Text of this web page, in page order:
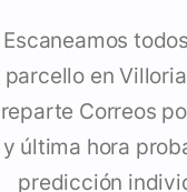
Escaneamos
parcello en
reparte Correos
y última hora
predicción